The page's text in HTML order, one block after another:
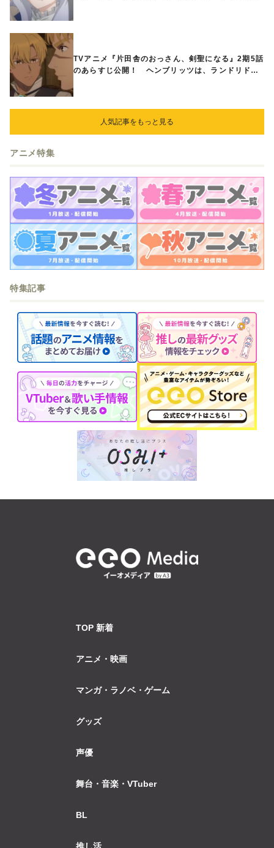
TVアニメ『片田舎のおっさん、剣聖になる』2期5話
のあらすじ公開！ ヘンブリッツは、ランドリドに
人気記事をもっと見る
アニメ特集
特集記事
TOP 新着
アニメ・映画
マンガ・ラノベ・ゲーム
グッズ
声優
舞台・音楽・VTuber
BL
推し活